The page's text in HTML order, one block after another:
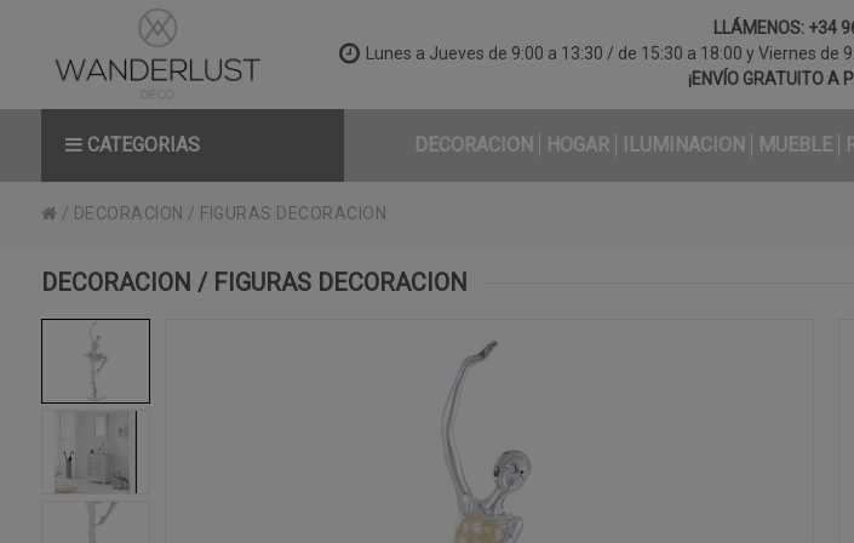
LLÁMENOS: +34
Lunes a Jueves de 9:00 a 13:30 / de 15:30 a 18:00 y Viernes de
¡ENVÍO GRATUITO A
CATEGORIAS DECORACION HOGAR ILUMINACION MUEBLE
/ DECORACION / FIGURAS DECORACION
DECORACION / FIGURAS DECORACION